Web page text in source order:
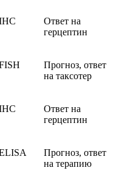
Ответ на
герцептин
Прогноз, ответ
на таксотер
Ответ на
герцептин
Прогноз, ответ
на терапию